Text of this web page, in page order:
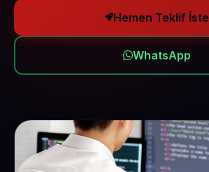
Hemen Teklif İste
WhatsApp